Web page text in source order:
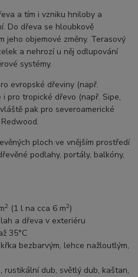
a tím i vzniku hniloby a
Do dřeva se hloubkově
jeho objemové změny. Terasový
a nehrozí u něj odlupování
systémy.
evropské dřeviny (např.
i pro tropické dřevo (např. Sipe,
pak pro severoamerické
ploch ve vnějším prostředí
podlahy, portály, balkóny,
2 (1 l na cca 6 m2)
a dřeva v exteriéru
35°C
bezbarvým, lehce nažloutlým,
rustikální dub, světlý dub, kaštan,